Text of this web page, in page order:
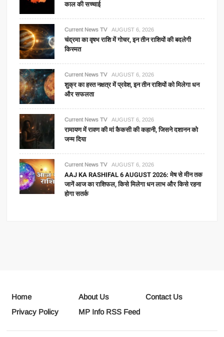
काल की सच्चाई
Current News TV AUGUST 6, 2026
चंद्रमा का वृषभ राशि में गोचर, इन तीन राशियों की बदलेगी
किस्मत
Current News TV AUGUST 6, 2026
शुक्र का हस्त नक्षत्र में प्रवेश, इन तीन राशियों को मिलेगा धन
और सफलता
Current News TV AUGUST 6, 2026
रामायण में रावण की मां कैकसी की कहानी, जिसने दशानन को
जन्म दिया
Current News TV AUGUST 6, 2026
AAJ KA RASHIFAL 6 AUGUST 2026: मेष से मीन तक
जानें आज का राशिफल, किसे मिलेगा धन लाभ और किसे रहना
होगा सतर्क
Home About Us
Contact Us
Privacy Policy
MP Info RSS Feed